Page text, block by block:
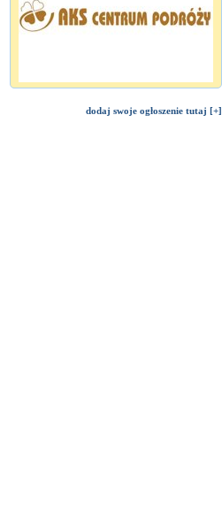
dodaj swoje ogłoszenie tutaj [+]